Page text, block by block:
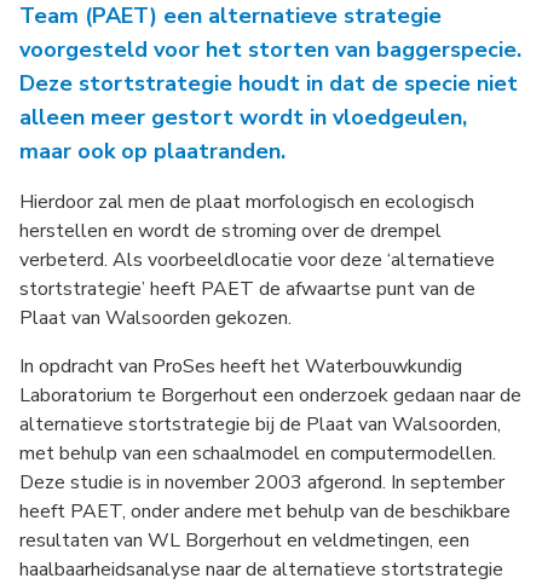
Team (PAET) een alternatieve strategie
voorgesteld voor het storten van baggerspecie.
Deze stortstrategie houdt in dat de specie niet
alleen meer gestort wordt in vloedgeulen,
maar ook op plaatranden.
Hierdoor zal men de plaat morfologisch en ecologisch
herstellen en wordt de stroming over de drempel
verbeterd. Als voorbeeldlocatie voor deze ‘alternatieve
stortstrategie’ heeft PAET de afwaartse punt van de
Plaat van Walsoorden gekozen.
In opdracht van ProSes heeft het Waterbouwkundig
Laboratorium te Borgerhout een onderzoek gedaan naar de
alternatieve stortstrategie bij de Plaat van Walsoorden,
met behulp van een schaalmodel en computermodellen.
Deze studie is in november 2003 afgerond. In september
heeft PAET, onder andere met behulp van de beschikbare
resultaten van WL Borgerhout en veldmetingen, een
haalbaarheidsanalyse naar de alternatieve stortstrategie